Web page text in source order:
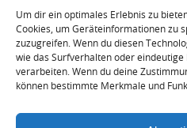
Um dir ein optimales Erlebnis zu
Cookies, um Geräteinformationen zu
zuzugreifen. Wenn du diesen
wie das Surfverhalten oder eindeutige
verarbeiten. Wenn du deine
können bestimmte Merkmale und
Eintrag teilen